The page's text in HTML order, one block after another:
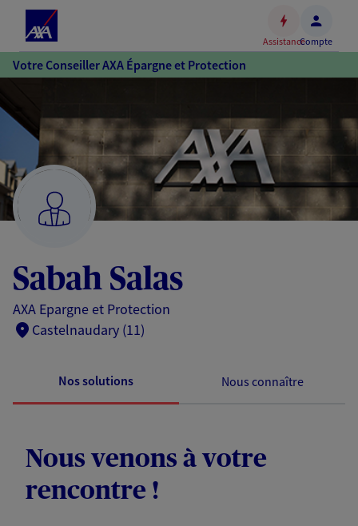
Accéder
au
Accéder
au
pied
de
page
AssistanceCompte
Votre Conseiller AXA Épargne et Protection
Sabah Salas
AXA Epargne et Protection
Castelnaudary (11)
Nos solutions Nous connaître
Nous venons à votre
rencontre !